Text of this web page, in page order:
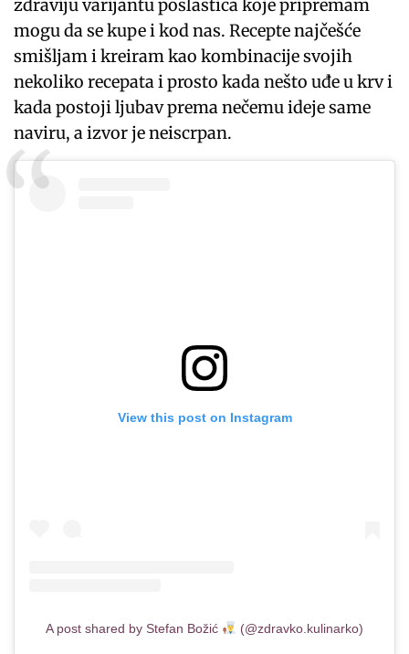
zdraviju varijantu poslastica koje pripremam
mogu da se kupe i kod nas. Recepte najčešće
smišljam i kreiram kao kombinacije svojih
nekoliko recepata i prosto kada nešto uđe u krv i
kada postoji ljubav prema nečemu ideje same
naviru, a izvor je neiscrpan.
View this post on Instagram
A post shared by Stefan Božić (@zdravko.kulinarko)